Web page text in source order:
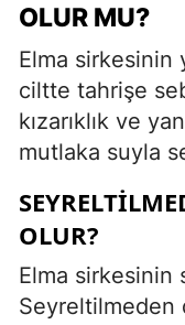
OLUR MU?
Elma sirkesinin
ciltte tahrişe
kızarıklık ve
mutlaka suyla
OLUR?
Elma sirkesinin
Seyreltilmeden